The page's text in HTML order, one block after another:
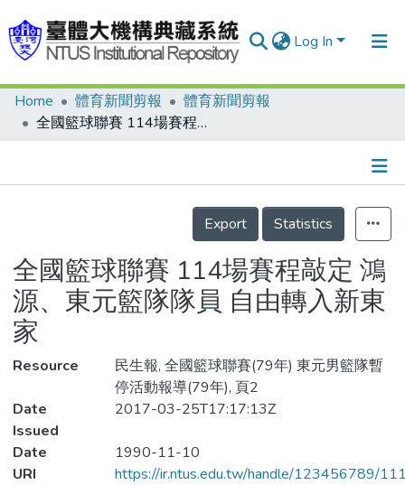
Log In
Communities & Collections
Statistics
Home 體育新聞剪報
體育新聞剪報
全國籃球聯賽 114場賽程敲定 鴻源、東元籃隊隊員 自由轉入新東家
Details
Export
Statistics
全國籃球聯賽 114場賽程敲定 鴻
源、東元籃隊隊員 自由轉入新東
家
Resource
民生報, 全國籃球聯賽(79年) 東元男籃隊暫
停活動報導(79年), 頁2
Date
Issued
2017-03-25T17:17:13Z
Date
1990-11-10
URI
https://ir.ntus.edu.tw/handle/123456789/